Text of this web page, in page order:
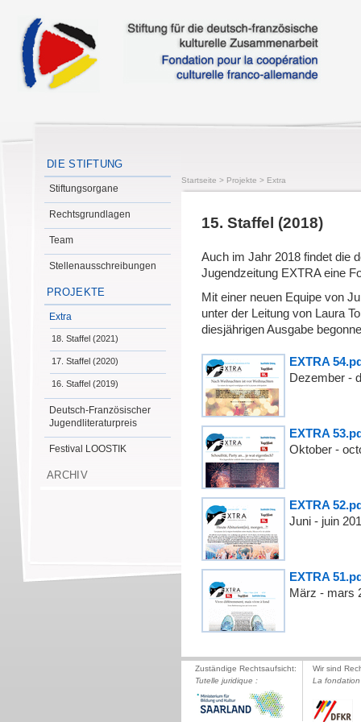
DIE STIFTUNG
Stiftungsorgane
Rechtsgrundlagen
Team
Stellenausschreibungen
PROJEKTE
Extra
18. Staffel (2021)
17. Staffel (2020)
16. Staffel (2019)
Deutsch-Französischer
Jugendliteraturpreis
Festival LOOSTIK
ARCHIV
Startseite > Projekte > Extra
15. Staffel (2018)
Auch im Jahr 2018 findet die
Jugendzeitung EXTRA eine
Mit einer neuen Equipe von
unter der Leitung von Laura
diesjährigen Ausgabe
EXTRA
Dezember -
EXTRA
Oktober -
EXTRA
Juni - juin
EXTRA
März - mars
Zuständige Rechtsaufsicht:
Tutelle juridique :
Wir sind
La